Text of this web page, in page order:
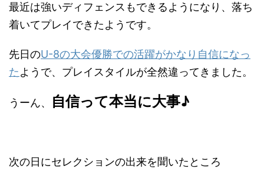
最近は強いディフェンスもできるようになり、落ち
着いてプレイできたようです。
先日のU-8の大会優勝での活躍がかなり自信になっ
たようで、プレイスタイルが全然違ってきました。
うーん、 自信って本当に大事♪
次の日にセレクションの出来を聞いたところ